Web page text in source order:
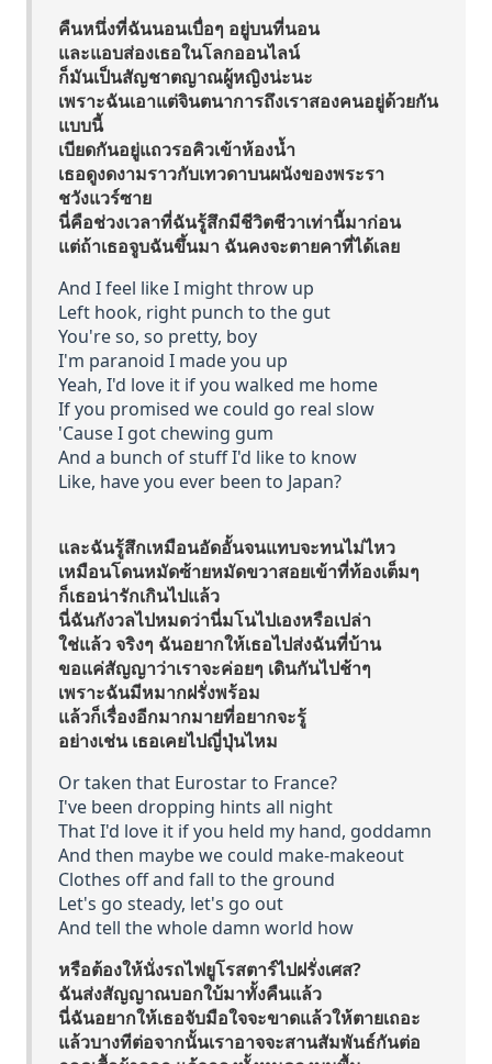
คืนหนึ่งที่ฉันนอนเบื่อๆ อยู่บนที่นอน
และแอบส่องเธอในโลกออนไลน์
ก็มันเป็นสัญชาตญาณผู้หญิงน่ะนะ
เพราะฉันเอาแต่จินตนาการถึงเราสองคนอยู่ด้วยกัน
แบบนี้
เบียดกันอยู่แถวรอคิวเข้าห้องน้ำ
เธอดูงดงามราวกับเทวดาบนผนังของพระรา
ชวังแวร์ซาย
นี่คือช่วงเวลาที่ฉันรู้สึกมีชีวิตชีวาเท่านี้มาก่อน
แต่ถ้าเธอจูบฉันขึ้นมา ฉันคงจะตายคาที่ได้เลย
And I feel like I might throw up
Left hook, right punch to the gut
You're so, so pretty, boy
I'm paranoid I made you up
Yeah, I'd love it if you walked me home
If you promised we could go real slow
'Cause I got chewing gum
And a bunch of stuff I'd like to know
Like, have you ever been to Japan?
และฉันรู้สึกเหมือนอัดอั้นจนแทบจะทนไม่ไหว
เหมือนโดนหมัดซ้ายหมัดขวาสอยเข้าที่ท้องเต็มๆ
ก็เธอน่ารักเกินไปแล้ว
นี่ฉันกังวลไปหมดว่านี่มโนไปเองหรือเปล่า
ใช่แล้ว จริงๆ ฉันอยากให้เธอไปส่งฉันที่บ้าน
ขอแค่สัญญาว่าเราจะค่อยๆ เดินกันไปช้าๆ
เพราะฉันมีหมากฝรั่งพร้อม
แล้วก็เรื่องอีกมากมายที่อยากจะรู้
อย่างเช่น เธอเคยไปญี่ปุ่นไหม
Or taken that Eurostar to France?
I've been dropping hints all night
That I'd love it if you held my hand, goddamn
And then maybe we could make-makeout
Clothes off and fall to the ground
Let's go steady, let's go out
And tell the whole damn world how
หรือต้องให้นั่งรถไฟยูโรสตาร์ไปฝรั่งเศส?
ฉันส่งสัญญาณบอกใบ้มาทั้งคืนแล้ว
นี่ฉันอยากให้เธอจับมือใจจะขาดแล้วให้ตายเถอะ
แล้วบางทีต่อจากนั้นเราอาจจะสานสัมพันธ์กันต่อ